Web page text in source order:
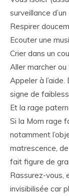
surveillance
Respirer
Ecouter une
Crier dans un
Aller marcher
Appeler à l’aide.
signe de
Et la rage
Si la Mom rage
notamment
matrescence,
fait figure de
Rassurez-vous,
invisibilisée car